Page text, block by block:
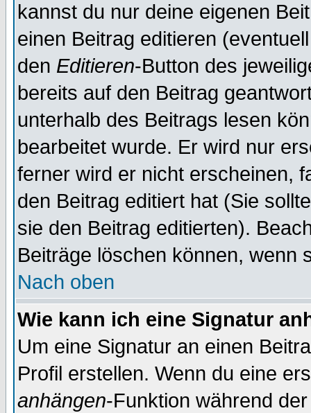
kannst du nur deine eigenen
einen Beitrag editieren
den Editieren-Button des
bereits auf den Beitrag
unterhalb des Beitrags lesen
bearbeitet wurde. Er wird nur
ferner wird er nicht erscheinen,
den Beitrag editiert hat (Sie
sie den Beitrag editierten).
Beiträge löschen können, wenn
Nach oben
Wie kann ich eine Signatur
Um eine Signatur an einen
Profil erstellen. Wenn du eine
anhängen-Funktion während